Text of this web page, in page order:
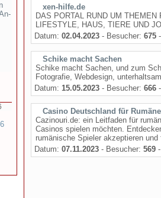
xen-hilfe.de
DAS PORTAL RUND UM
LIFESTYLE, HAUS, TIERE UND
Datum: 02.04.2023 - Besucher: 675
Schike macht Sachen
Schike macht Sachen, und zum
Fotografie, Webdesign,
Datum: 15.05.2023 - Besucher: 666
Casino Deutschland für
Cazinouri.de: ein Leitfaden für
Casinos spielen möchten.
rumänische Spieler akzeptieren
Datum: 07.11.2023 - Besucher: 569